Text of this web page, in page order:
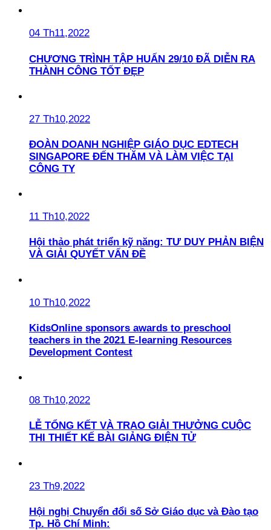
04 Th11,2022
CHƯƠNG TRÌNH TẬP HUẤN 29/10 ĐÃ DIỄN RA
THÀNH CÔNG TỐT ĐẸP
27 Th10,2022
ĐOÀN DOANH NGHIỆP GIÁO DỤC EDTECH
SINGAPORE ĐẾN THĂM VÀ LÀM VIỆC TẠI
CÔNG TY
11 Th10,2022
Hội thảo phát triển kỹ năng: TƯ DUY PHẢN BIỆN
VÀ GIẢI QUYẾT VẤN ĐỀ
10 Th10,2022
KidsOnline sponsors awards to preschool
teachers in the 2021 E-learning Resources
Development Contest
08 Th10,2022
LỄ TỔNG KẾT VÀ TRAO GIẢI THƯỞNG CUỘC
THI THIẾT KẾ BÀI GIẢNG ĐIỆN TỬ
23 Th9,2022
Hội nghị Chuyển đổi số Sở Giáo dục và Đào tạo
Tp. Hồ Chí Minh: